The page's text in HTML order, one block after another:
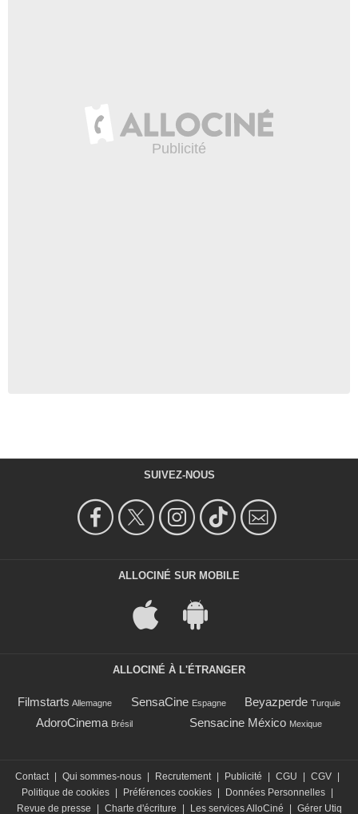
SUIVEZ-NOUS
ALLOCINÉ SUR MOBILE
ALLOCINÉ À L'ÉTRANGER
Filmstarts Allemagne SensaCine Espagne Beyazperde Turquie
AdoroCinema Brésil Sensacine México Mexique
Contact Qui sommes-nous Recrutement Publicité CGU CGV
Politique de cookies
Préférences cookies Données Personnelles
Revue de presse
Charte d'écriture Les services AlloCiné Gérer Utiq